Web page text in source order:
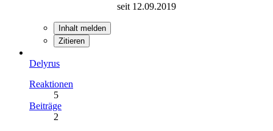
seit 12.09.2019
Inhalt melden
Zitieren
Delyrus
Reaktionen
5
Beiträge
2